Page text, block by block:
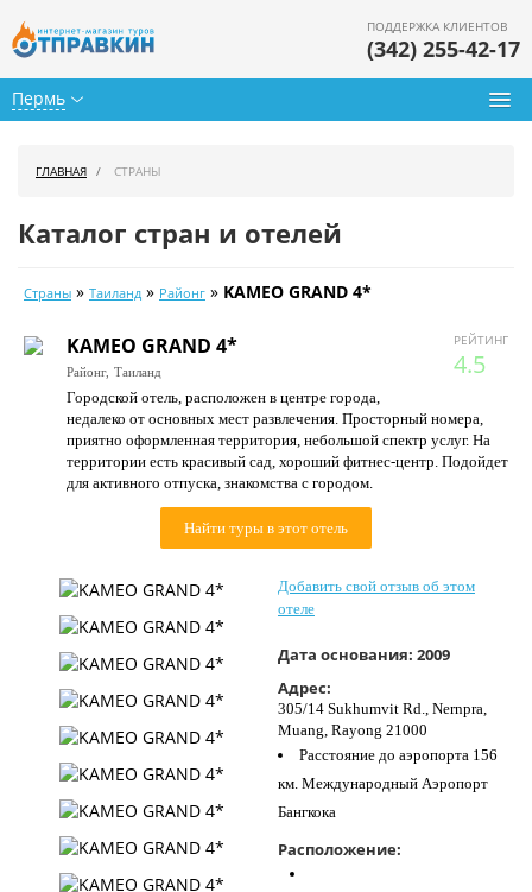
Пермь
ПОДДЕРЖКА КЛИЕНТОВ
(342) 255-42-17
Календарь туров
Цены дня
Страны
Как купить
ГЛАВНАЯ СТРАНЫ
Каталог стран и отелей
Страны » Таиланд » Районг » KAMEO GRAND 4*
РЕЙТИНГ
4.5
KAMEO GRAND 4*
Районг, Таиланд
Городской отель, расположен в центре города,
недалеко от основных мест развлечения. Просторный номера,
приятно оформленная территория, небольшой спектр услуг. На
территории есть красивый сад, хороший фитнес-центр. Подойдет
для активного отпуска, знакомства с городом.
Найти туры в этот отель
Добавить свой отзыв об этом
отеле
Дата основания: 2009
Адрес:
305/14 Sukhumvit Rd., Nernpra,
Muang, Rayong 21000
Расстояние до аэропорта 156
км. Международный Аэропорт
Бангкока
Расположение: